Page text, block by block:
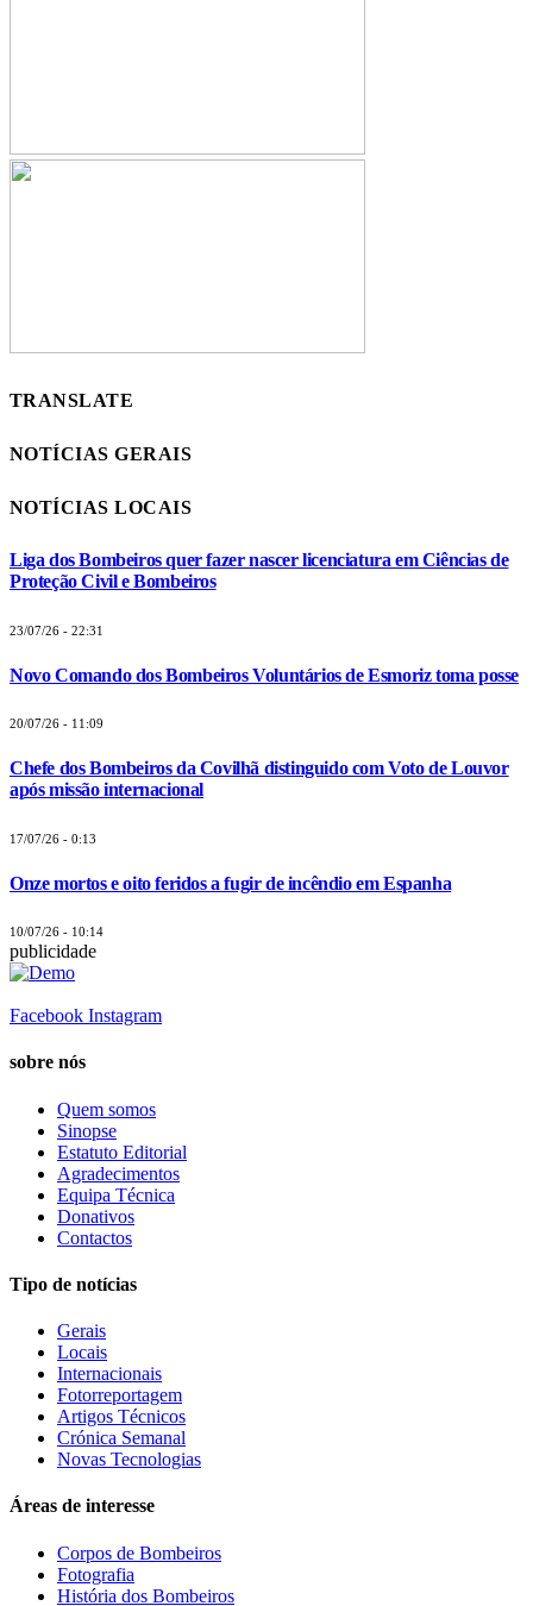
TRANSLATE
NOTÍCIAS GERAIS
NOTÍCIAS LOCAIS
Liga dos Bombeiros quer fazer nascer licenciatura em Ciências de
Proteção Civil e Bombeiros
23/07/26 - 22:31
Novo Comando dos Bombeiros Voluntários de Esmoriz toma posse
20/07/26 - 11:09
Chefe dos Bombeiros da Covilhã distinguido com Voto de Louvor
após missão internacional
17/07/26 - 0:13
Onze mortos e oito feridos a fugir de incêndio em Espanha
10/07/26 - 10:14
publicidade
Facebook Instagram
sobre nós
Quem somos
Sinopse
Estatuto Editorial
Agradecimentos
Equipa Técnica
Donativos
Contactos
Tipo de notícias
Gerais
Locais
Internacionais
Fotorreportagem
Artigos Técnicos
Crónica Semanal
Novas Tecnologias
Áreas de interesse
Corpos de Bombeiros
Fotografia
História dos Bombeiros